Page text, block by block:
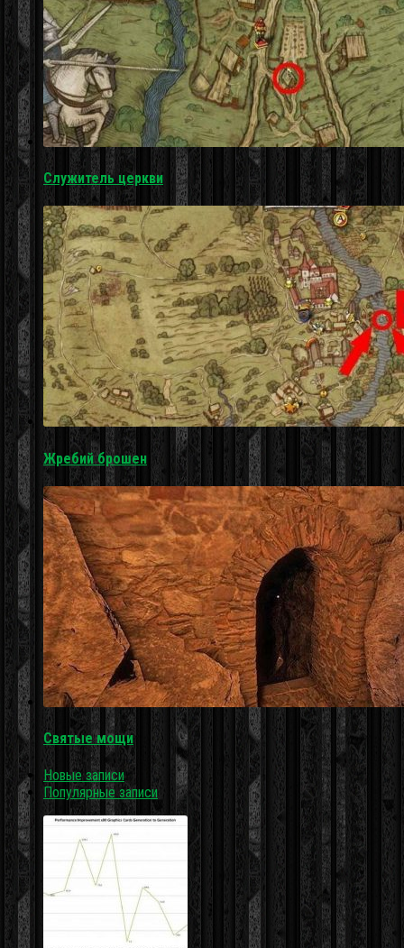
Служитель церкви
Жребий брошен
Святые мощи
Новые записи
Популярные записи